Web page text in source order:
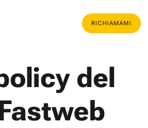
RICHIAMAMI
del